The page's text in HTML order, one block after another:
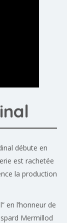
débute en
est rachetée
la production
en l’honneur de
Mermillod